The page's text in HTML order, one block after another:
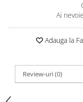
Ai
Adauga la
Review-uri(0)